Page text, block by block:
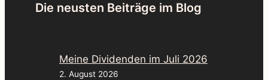
Die neusten Beiträge im Blog
Meine Dividenden im Juli 2026
2. August 2026